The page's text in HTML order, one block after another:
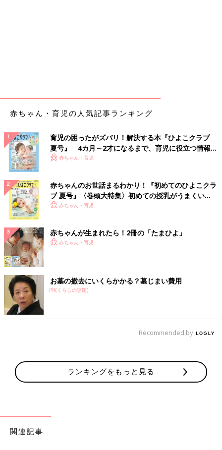
赤ちゃん・育児の人気記事ランキング
育児の困ったがズバリ！解決する本『ひよこクラブ
夏号』 4カ月～2才になるまで、育児に役立つ情報が
いっぱい！
赤ちゃん・育児
赤ちゃんのお世話まるわかり！『初めてのひよこクラ
ブ 夏号』〈巻頭大特集〉初めての授乳がうまくい
く！ おっぱい・ミルクの基本と夏のトラブル 解決テ
赤ちゃん・育児
赤ちゃんが生まれたら！2冊の「たまひよ」
赤ちゃん・育児
お墓の撤去にいくらかかる？墓じまい費用
PR(くらしの話題)
Recommended by
ランキングをもっと見る
関連記事